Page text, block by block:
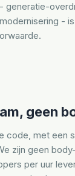
generatie-
-
geen
code, met een
zijn geen
per uur